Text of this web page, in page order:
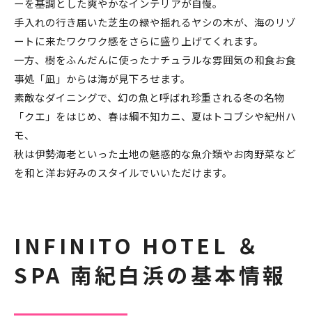
ーを基調とした爽やかなインテリアが自慢。
手入れの行き届いた芝生の緑や揺れるヤシの木が、海のリゾ
ートに来たワクワク感をさらに盛り上げてくれます。
一方、樹をふんだんに使ったナチュラルな雰囲気の和食お食
事処「凪」からは海が見下ろせます。
素敵なダイニングで、幻の魚と呼ばれ珍重される冬の名物
「クエ」をはじめ、春は綱不知カニ、夏はトコブシや紀州ハ
モ、
秋は伊勢海老といった土地の魅惑的な魚介類やお肉野菜など
を和と洋お好みのスタイルでいいただけます。
INFINITO HOTEL ＆
SPA 南紀白浜の基本情報